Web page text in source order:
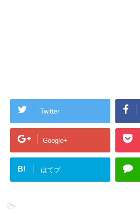
Twitter
Google+
B! はてブ
-